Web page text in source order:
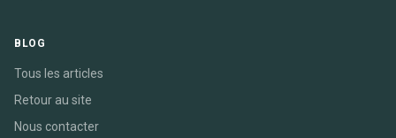
BLOG
Tous les articles
Retour au site
Nous contacter